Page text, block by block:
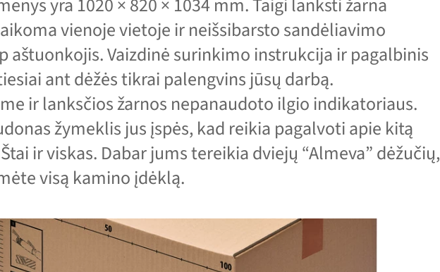
yra 1020 × 820 × 1034 mm. Taigi lanksti žarna
vienoje vietoje ir neišsibarsto sandėliavimo
aštuonkojis. Vaizdinė surinkimo instrukcija ir pagalbinis
ant dėžės tikrai palengvins jūsų darbą.
ir lanksčios žarnos nepanaudoto ilgio indikatoriaus.
žymeklis jus įspės, kad reikia pagalvoti apie kitą
ir viskas. Dabar jums tereikia dviejų “Almeva” dėžučių,
visą kamino įdėklą.